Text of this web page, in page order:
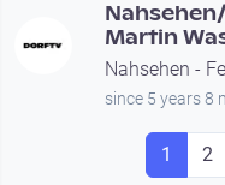
Martin
Nahsehen -
since 5 years 8
Seite
1 2